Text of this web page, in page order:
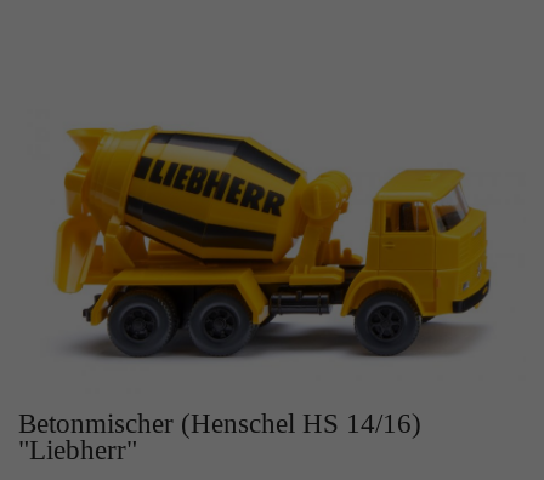
Betonmischer (Henschel HS 14/16)
"Liebherr"